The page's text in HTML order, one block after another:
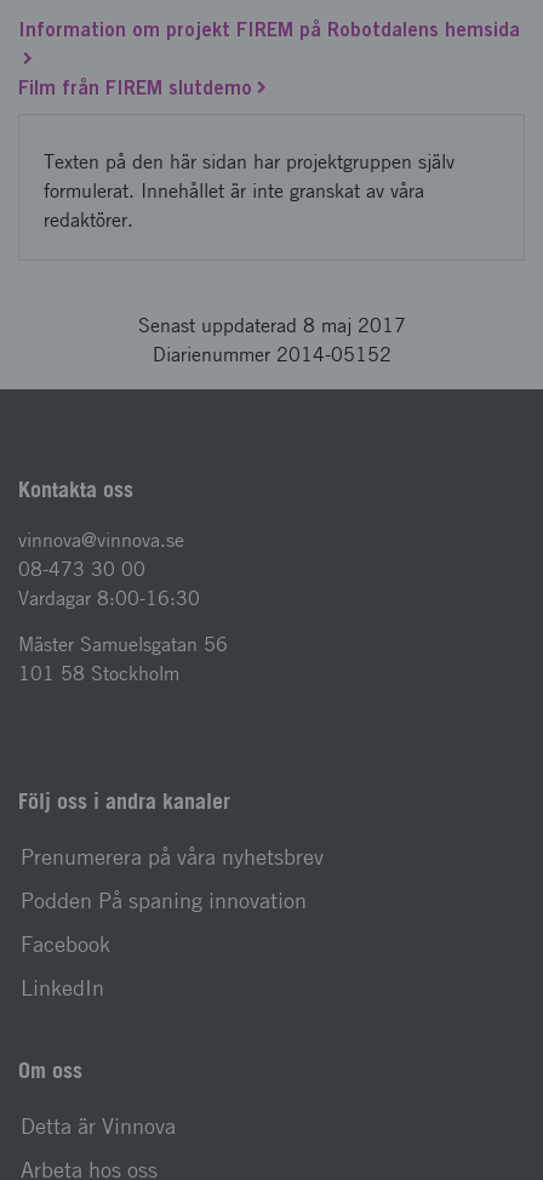
Information om projekt FIREM på Robotdalens hemsida
Film från FIREM slutdemo
Texten på den här sidan har projektgruppen själv
formulerat. Innehållet är inte granskat av våra
redaktörer.
Senast uppdaterad 8 maj 2017
Diarienummer 2014-05152
Kontakta oss
vinnova@vinnova.se
08-473 30 00
Vardagar 8:00-16:30
Mäster Samuelsgatan 56
101 58 Stockholm
Följ oss i andra kanaler
Prenumerera på våra nyhetsbrev
Podden På spaning innovation
Facebook
LinkedIn
Om oss
Detta är Vinnova
Arbeta hos oss